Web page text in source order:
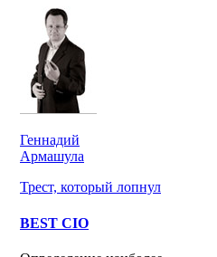
Геннадий
Армашула
Трест, который лопнул
BEST CIO